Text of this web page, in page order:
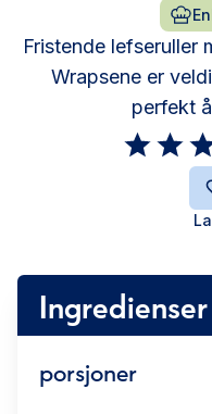
Fristende lefseruller
Wrapsene er
perfekt
Ingredienser
porsjoner